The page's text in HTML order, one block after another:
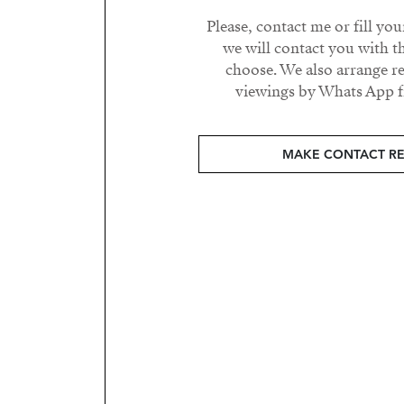
Please, contact me or fill
we will contact you with
choose. We also arrange
viewings by Whats App
MAKE CONTACT